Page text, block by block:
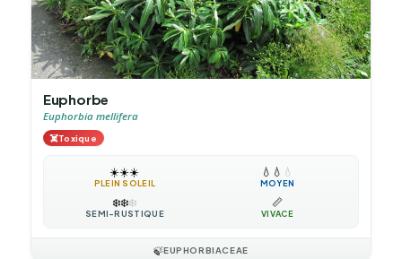
Euphorbe
Euphorbia mellifera
☠️Toxique
☀️☀️☀️
PLEIN SOLEIL
💧 💧 💧
MOYEN
❄️❄️❄️
SEMI-RUSTIQUE
📏
VIVACE
🍃EUPHORBIACEAE